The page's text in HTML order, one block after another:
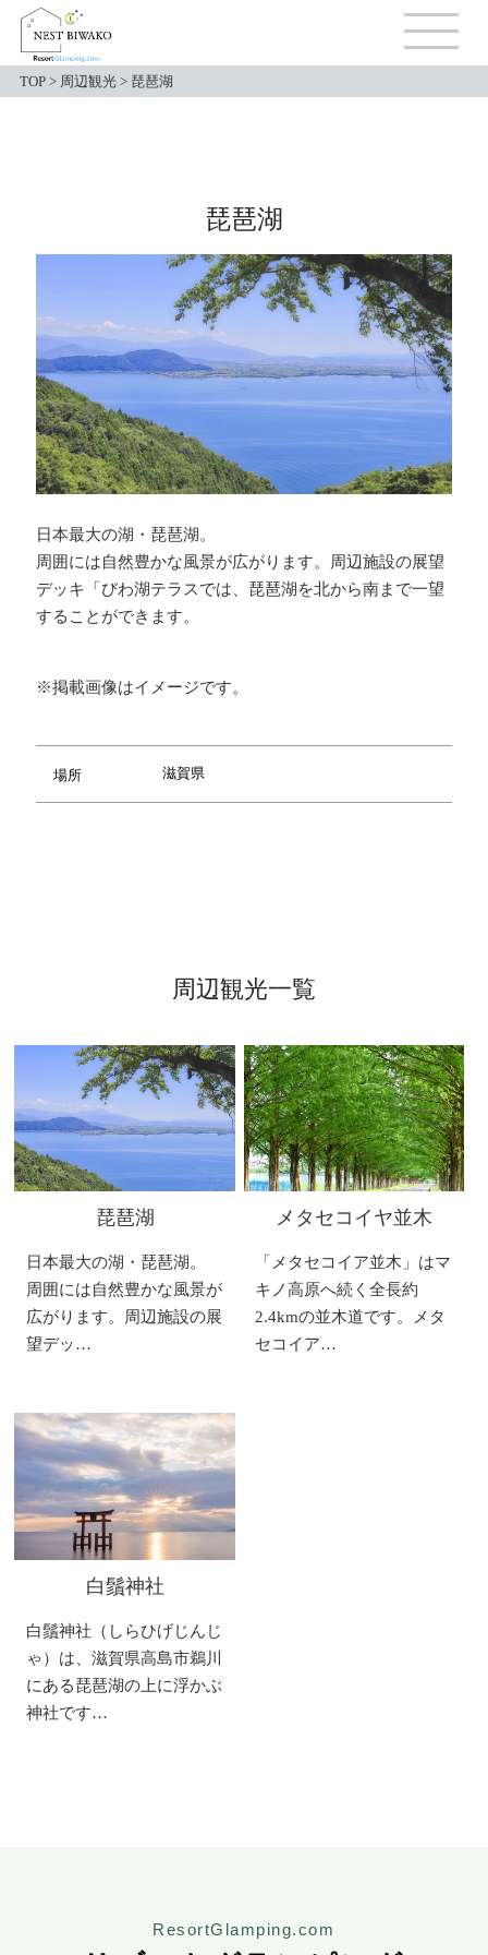
TOP > 周辺観光 > 琵琶湖
琵琶湖
日本最大の湖・琵琶湖。
周囲には自然豊かな風景が広がります。周辺施設の展望
デッキ「びわ湖テラスでは、琵琶湖を北から南まで一望
することができます。
※掲載画像はイメージです。
場所 滋賀県
周辺観光一覧
琵琶湖
日本最大の湖・琵琶湖。
周囲には自然豊かな風景が
広がります。周辺施設の展
望デッ…
メタセコイヤ並木
「メタセコイア並木」はマ
キノ高原へ続く全長約
2.4kmの並木道です。メタ
セコイア…
白鬚神社
白鬚神社（しらひげじんじ
ゃ）は、滋賀県高島市鵜川
にある琵琶湖の上に浮かぶ
神社です…
ResortGlamping.com